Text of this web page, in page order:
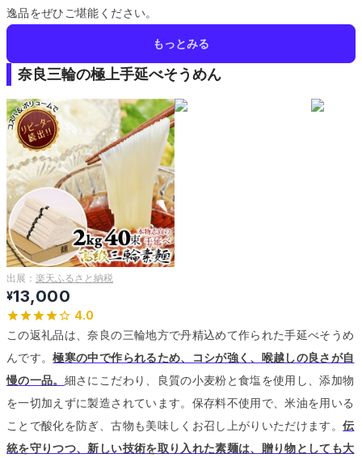
逸品をぜひご堪能ください。
もっとみる
奈良三輪の極上手延べそうめん
出展： 楽天ふるさと納税
¥13,000
4.0
この返礼品は、奈良の三輪地方で丹精込めて作られた手延べそうめ
んです。極寒の中で作られるため、コシが強く、喉越しの良さが自
慢の一品。 細さにこだわり、良質の小麦粉と食塩を使用し、添加物
を一切加えずに製造されています。 保存料不使用で、米油を用いる
ことで酸化を防ぎ、古物も美味しくお召し上がりいただけます。伝
統を守りつつ、新しい技術を取り入れた素麺は、贈り物としても大